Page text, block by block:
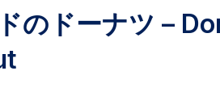
のドーナツ –